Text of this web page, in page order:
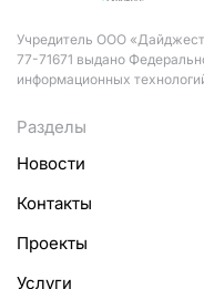
Учредитель ООО
77-71671 выдано
информационных
Разделы
Новости
Контакты
Проекты
Услуги